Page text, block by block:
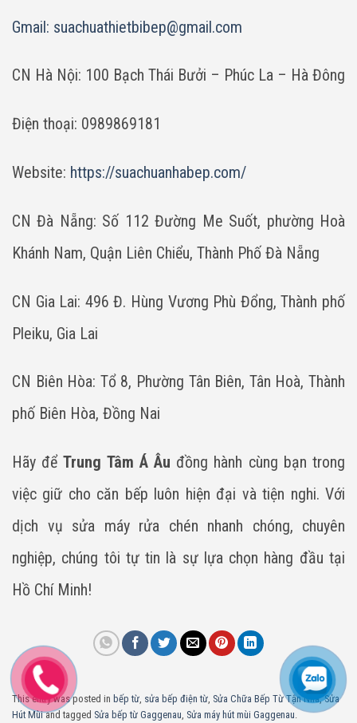
Gmail: suachuathietbibep@gmail.com
CN Hà Nội: 100 Bạch Thái Bưởi – Phúc La – Hà Đông
Điện thoại: 0989869181
Website: https://suachuanhabep.com/
CN Đà Nẵng: Số 112 Đường Me Suốt, phường Hoà
Khánh Nam, Quận Liên Chiểu, Thành Phố Đà Nẵng
CN Gia Lai: 496 Đ. Hùng Vương Phù Đổng, Thành phố
Pleiku, Gia Lai
CN Biên Hòa: Tổ 8, Phường Tân Biên, Tân Hoà, Thành
phố Biên Hòa, Đồng Nai
Hãy đểTrung Tâm Á Âu đồng hành cùng bạn trong
việc giữ cho căn bếp luôn hiện đại và tiện nghi. Với
dịch vụ sửa máy rửa chén nhanh chóng, chuyên
nghiệp, chúng tôi tự tin là sự lựa chọn hàng đầu tại
Hồ Chí Minh!
This entry was posted in bếp từ, sửa bếp điện từ, Sửa Chữa Bếp Từ Tận Nhà,Sửa
Hút Mùiand tagged Sửa bếp từ Gaggenau, Sửa máy hút mùi Gaggenau.